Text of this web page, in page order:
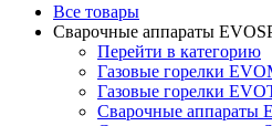
Все товары
Сварочные аппараты
Перейти в категорию
Газовые горелки
Газовые горелки
Сварочные аппараты